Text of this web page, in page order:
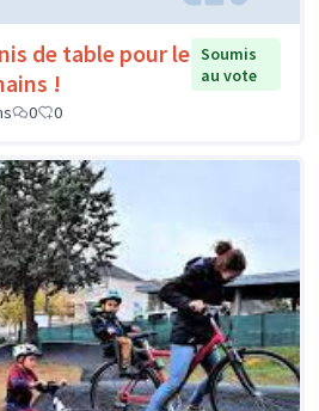
de table pour le
!
Soumis
au vote
0 0